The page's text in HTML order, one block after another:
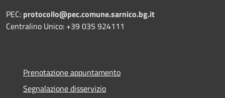
PEC: protocollo@pec.comune.sarnico.bg.it
Centralino Unico: +39 035 924111
Prenotazione appuntamento
Segnalazione disservizio